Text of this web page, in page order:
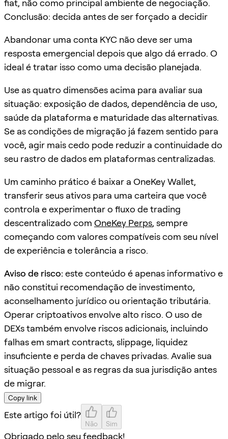
fiat, não como principal ambiente de negociação.
Conclusão: decida antes de ser forçado a decidir
Abandonar uma conta KYC não deve ser uma
resposta emergencial depois que algo dá errado. O
ideal é tratar isso como uma decisão planejada.
Use as quatro dimensões acima para avaliar sua
situação: exposição de dados, dependência de uso,
saúde da plataforma e maturidade das alternativas.
Se as condições de migração já fazem sentido para
você, agir mais cedo pode reduzir a continuidade do
seu rastro de dados em plataformas centralizadas.
Um caminho prático é baixar a OneKey Wallet,
transferir seus ativos para uma carteira que você
controla e experimentar o fluxo de trading
descentralizado com OneKey Perps, sempre
começando com valores compatíveis com seu nível
de experiência e tolerância a risco.
Aviso de risco: este conteúdo é apenas informativo e
não constitui recomendação de investimento,
aconselhamento jurídico ou orientação tributária.
Operar criptoativos envolve alto risco. O uso de
DEXs também envolve riscos adicionais, incluindo
falhas em smart contracts, slippage, liquidez
insuficiente e perda de chaves privadas. Avalie sua
situação pessoal e as regras da sua jurisdição antes
de migrar.
Copy link
Este artigo foi útil?
Não Sim
Obrigado pelo seu feedback!